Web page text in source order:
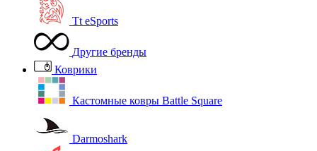
Tt eSports
Другие бренды
Коврики
Кастомные ковры Battle Square
Darmoshark